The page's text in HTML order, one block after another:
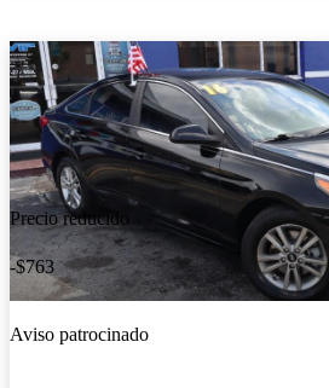
Precio reducido
-$763
Aviso patrocinado